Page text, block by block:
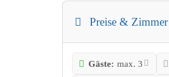
Preise & Zimmer
Gäste: max. 3